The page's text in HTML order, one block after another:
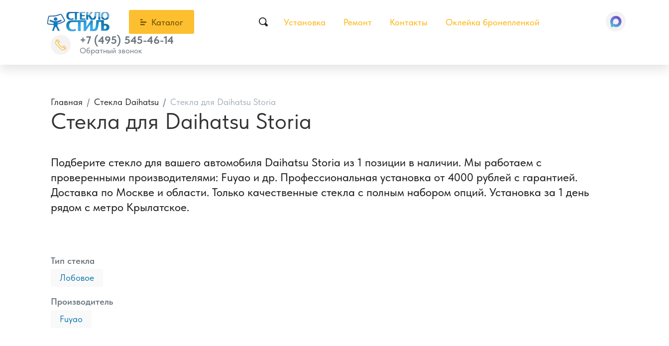
Каталог Установка Ремонт Контакты Оклейка бронепленкой
+7 (495) 545-46-14
Обратный звонок
Главная Стекла Daihatsu Стекла для Daihatsu Storia
Стекла для Daihatsu Storia
Подберите стекло для вашего автомобиля Daihatsu Storia из 1 позиции в наличии. Мы работаем с
проверенными производителями: Fuyao и др. Профессиональная установка от 4000 рублей с гарантией.
Доставка по Москве и области. Только качественные стекла с полным набором опций. Установка за 1 день
рядом с метро Крылатское.
Тип стекла
Лобовое
Производитель
Fuyao